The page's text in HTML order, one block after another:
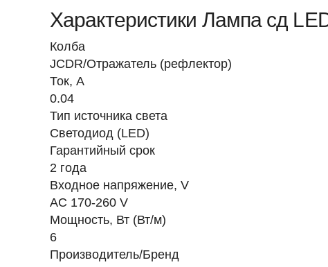
Характеристики Лампа сд
Колба
JCDR/Отражатель (рефлектор)
Ток, A
0.04
Тип источника света
Светодиод (LED)
Гарантийный срок
2 года
Входное напряжение, V
AC 170-260 V
Мощность, Вт (Вт/м)
6
Производитель/Бренд